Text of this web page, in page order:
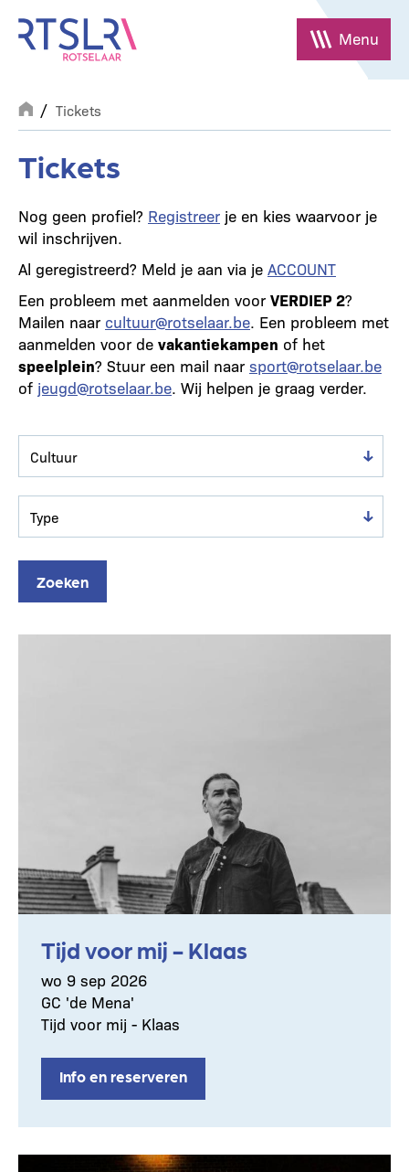
naar
inhoud
gaan
Menu
Breadcrumb
Tickets
Tickets
Nog geen profiel? Registreer je en kies waarvoor je
wil inschrijven.
Al geregistreerd? Meld je aan via je ACCOUNT
Een probleem met aanmelden voor VERDIEP 2?
Mailen naar cultuur@rotselaar.be. Een probleem met
aanmelden voor de vakantiekampen of het
speelplein? Stuur een mail naar sport@rotselaar.be
of jeugd@rotselaar.be. Wij helpen je graag verder.
Tijd voor mij - Klaas
wo 9 sep 2026
GC 'de Mena'
Tijd voor mij - Klaas
Info en reserveren